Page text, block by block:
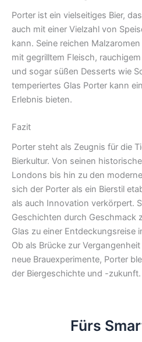
Porter ist ein vielseitiges Bier,
auch mit einer Vielzahl von
kann. Seine reichen
mit gegrilltem Fleisch,
und sogar süßen Desserts wie
temperiertes Glas Porter kann
Erlebnis bieten.
Fazit
Porter steht als Zeugnis für die
Bierkultur. Von seinen
Londons bis hin zu den
sich der Porter als ein Bierstil
als auch Innovation verkörpert.
Geschichten durch Geschmack
Glas zu einer Entdeckungsreise
Ob als Brücke zur
neue Brauexperimente, Porter
der Biergeschichte und -zukunft.
Fürs